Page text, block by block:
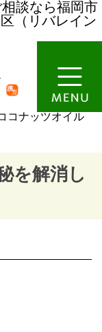
談なら福岡市
（リバレイン
コナッツオイル
を解消し